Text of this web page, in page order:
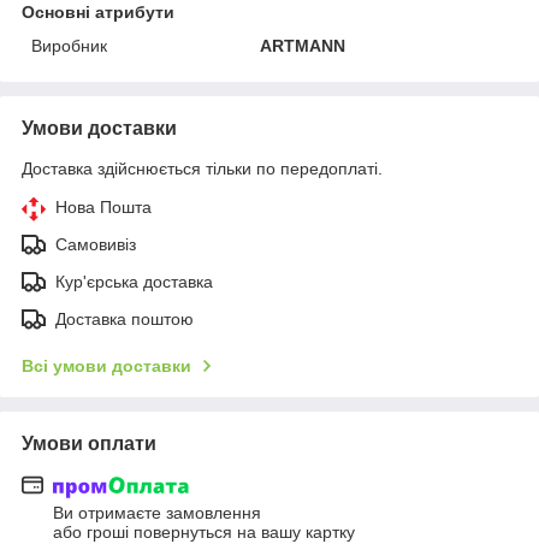
Основні атрибути
Виробник
ARTMANN
Умови доставки
Доставка здійснюється тільки по передоплаті.
Нова Пошта
Самовивіз
Кур'єрська доставка
Доставка поштою
Всі умови доставки
Умови оплати
Ви отримаєте замовлення
або гроші повернуться на вашу картку